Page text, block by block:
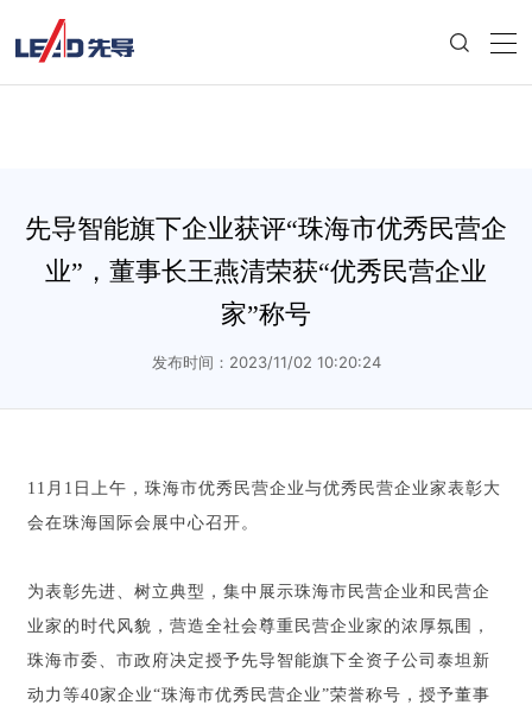
先导智能旗下企业获评“珠海市优秀民营企
业”，董事长王燕清荣获“优秀民营企业
家”称号
发布时间：2023/11/02 10:20:24
11月1日上午，珠海市优秀民营企业与优秀民营企业家表彰大
会在珠海国际会展中心召开。
为表彰先进 树立典型， 集中展示珠海市民营企业和民营企
业家的时代风貌，营造全社会尊重民营企业家的浓厚氛围，
珠海市委、市政府决定授予先导智能旗下全资子公司 泰坦 新
动力 等40家企业“珠海市优秀民营企业”荣誉称号，授予董事